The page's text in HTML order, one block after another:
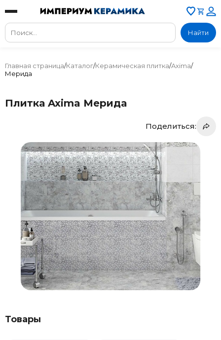
Найти
Главная страница/Каталог/Керамическая плитка/Axima/
Мерида
Плитка Axima Мерида
Поделиться:
Товары